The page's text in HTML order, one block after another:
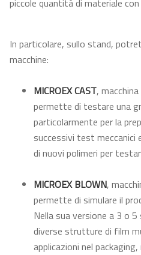
piccole quantità di materiale
In particolare, sullo stand,
macchine:
MICROEX CAST,
permette di testare una
particolarmente per la
successivi test meccanici
di nuovi polimeri per
MICROEX BLOWN,
permette di simulare il
Nella sua versione a 3 o
diverse strutture di film
applicazioni nel